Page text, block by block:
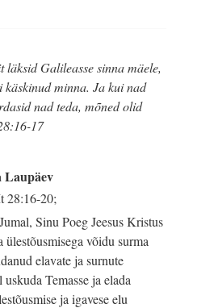
läksid Galileasse sinna mäele,
käskinud minna. Ja kui nad
nad teda, mõned olid
17
Laupäev
28:16-20;
Sinu Poeg Jeesus Kristus
ülestõusmisega võidu surma
elavate ja surnute
Temasse ja elada
ja igavese elu